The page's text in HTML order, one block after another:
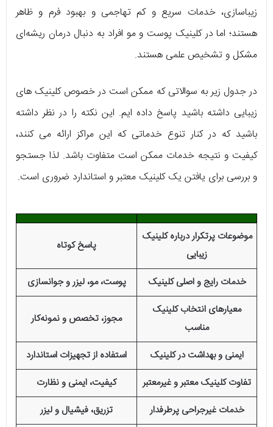
زیباسازی، خدمات سریع و کم تهاجمی و بهبود فرم و ظاهر
هستند؛ اما در کلینیک پوست و مو افراد به دنبال درمان ریشه‌ای
مشکل و تشخیص علمی هستند.
در جدول زیر به سوالاتی که ممکن است در خصوص کلینیک های
زیبایی داشته باشید پاسخ داده ایم. این نکته را در نظر داشته
باشید که در کنار تنوع خدماتی که این مراکز ارائه می کنند،
کیفیت و نتیجه خدمات ممکن است متفاوت باشد. لذا جستجو
و بررسی برای یافتن یک کلینیک معتبر و استاندارد ضروری است.
موضوعات پرتکرار درباره کلینیک
زیبایی
پاسخ کوتاه
خدمات رایج و اصلی کلینیک
پوست، مو، لیزر و جوانسازی
معیارهای انتخاب کلینیک
مناسب
مجوز، تخصص و نمونه‌کار
ایمنی و بهداشت در کلینیک
استفاده از تجهیزات استاندارد
تفاوت کلینیک معتبر و غیرمعتبر
کیفیت، ایمنی و نظارت
خدمات غیرجراحی پرطرفدار
تزریق، فیشیال و لیزر